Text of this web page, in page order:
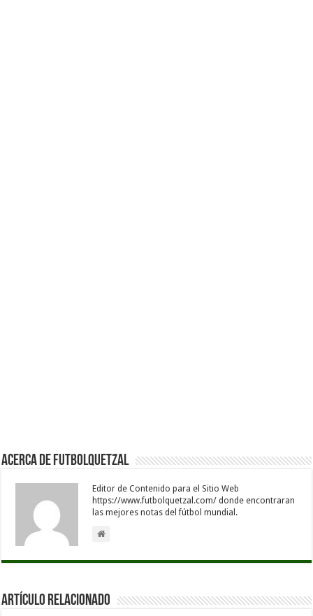
Acerca de Futbolquetzal
Editor de Contenido para el Sitio Web
https://www.futbolquetzal.com/ donde encontraran
las mejores notas del fútbol mundial.
Artículo Relacionado